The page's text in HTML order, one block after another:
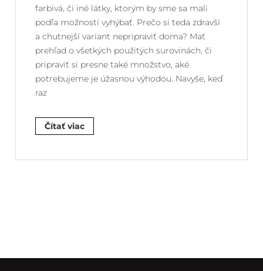
farbivá, či iné látky, ktorým by sme sa mali
podľa možností vyhýbať. Prečo si teda zdravší
a chutnejší variant nepripraviť doma? Mať
prehľad o všetkých použitých surovinách, či
pripraviť si presne také množstvo, aké
potrebujeme je úžasnou výhodou. Navyše, keď
raz
Čítať viac